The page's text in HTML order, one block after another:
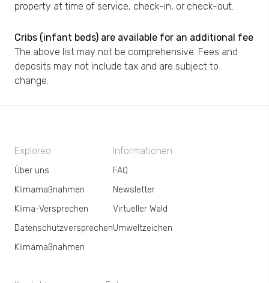
property at time of service, check-in, or check-out.
Cribs (infant beds) are available for an additional fee
The above list may not be comprehensive. Fees and
deposits may not include tax and are subject to
change.
Exploreo
Über uns
Klimamaßnahmen
Klima-Versprechen
Datenschutzversprechen
Klimamaßnahmen
Informationen
FAQ
Newsletter
Virtueller Wald
Umweltzeichen